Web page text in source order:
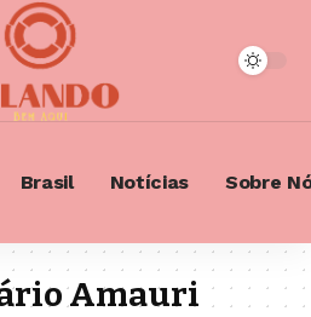
Brasil Notícias Sobre
Amauri